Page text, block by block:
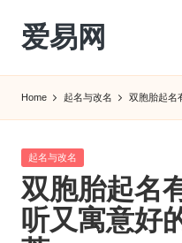
Skip
content
爱易网
转
农
历
阴
历
Home 起名与改名 双胞胎起名
Posted
起名与改名
双胞胎起名
听又寓意好